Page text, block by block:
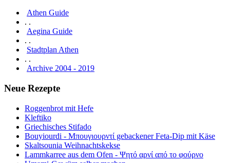
Athen Guide
. .
Aegina Guide
. .
Stadtplan Athen
. .
Archive 2004 - 2019
Neue Rezepte
Roggenbrot mit Hefe
Kleftiko
Griechisches Stifado
Bouyiourdi - Μπουγιουρντί gebackener Feta-Dip mit Käse
Skaltsounia Weihnachtskekse
Lammkarree aus dem Ofen - Ψητό αρνί από το φούρνο